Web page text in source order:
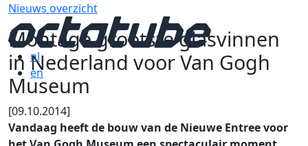
nl
en
Nieuws overzicht
Montage grootste glasvinnen
in Nederland voor Van Gogh
Museum
[09.10.2014]
Vandaag heeft de bouw van de Nieuwe Entree voor